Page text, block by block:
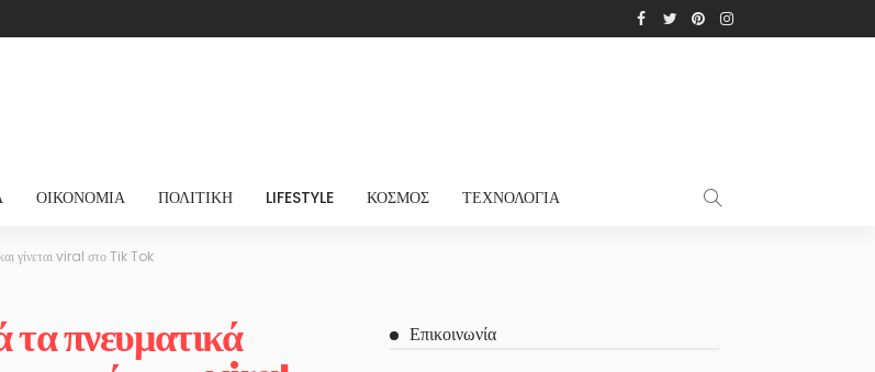
ΟΙΚΟΝΟΜΊΑ ΠΟΛΙΤΙΚΉ LIFESTYLE ΚΌΣΜΟΣ ΤΕΧΝΟΛΟΓΊΑ
γίνεται viral στο Tik Tok
πνευματικά Επικοινωνία